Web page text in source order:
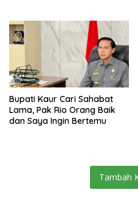
Bupati Kaur Cari Sahabat
Lama, Pak Rio Orang Baik
dan Saya Ingin Bertemu
Tambah